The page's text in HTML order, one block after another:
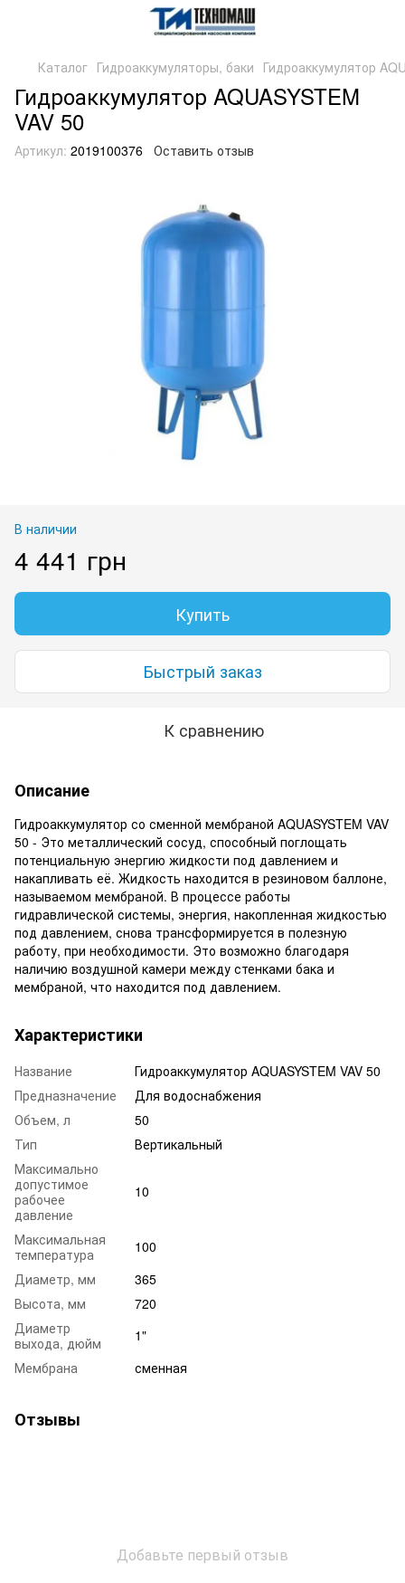
Каталог Гидроаккумуляторы, баки Гидроаккумулятор
Гидроаккумулятор AQUASYSTEM
VAV 50
Артикул: 2019100376 Оставить отзыв
В наличии
4 441 грн
Купить
Быстрый заказ
К сравнению
Описание
Гидроаккумулятор со сменной мембраной AQUASYSTEM VAV
50 - Это металлический сосуд, способный поглощать
потенциальную энергию жидкости под давлением и
накапливать её. Жидкость находится в резиновом баллоне,
называемом мембраной. В процессе работы
гидравлической системы, энергия, накопленная жидкостью
под давлением, снова трансформируется в полезную
работу, при необходимости. Это возможно благодаря
наличию воздушной камери между стенками бака и
мембраной, что находится под давлением.
Характеристики
Название
Гидроаккумулятор AQUASYSTEM VAV 50
Предназначение
Для водоснабжения
Объем, л
50
Тип
Вертикальный
Максимально
допустимое
рабочее
давление
10
Максимальная
температура
100
Диаметр, мм
365
Высота, мм
720
Диаметр
выхода, дюйм
1"
Мембрана
сменная
Отзывы
Добавьте первый отзыв